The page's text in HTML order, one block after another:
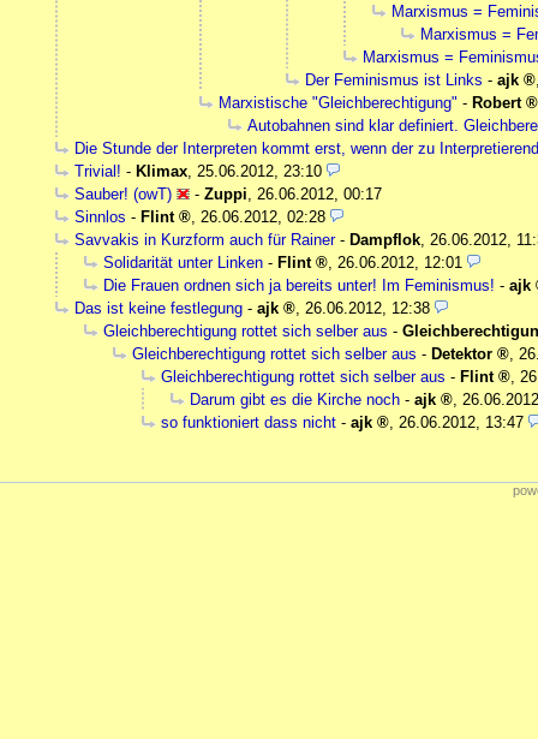
Marxismus =
Marxismus =
Marxismus =
Der Feminismus ist Links - ajk
Marxistische "Gleichberechtigung" - Robert
Autobahnen sind klar definiert.
Die Stunde der Interpreten kommt erst, wenn der zu
Trivial! - Klimax, 25.06.2012, 23:10
Sauber! (owT)
- Zuppi, 26.06.2012, 00:17
Sinnlos - Flint , 26.06.2012, 02:28
Savvakis in Kurzform auch für Rainer- Dampflok, 26.06.2012,
Solidarität unter Linken - Flint , 26.06.2012, 12:01
Die Frauen ordnen sich ja bereits unter! Im Feminismus! - ajk
Das ist keine festlegung - ajk , 26.06.2012, 12:38
Gleichberechtigung rottet sich selber aus -
Gleichberechtigung rottet sich selber aus - Detektor ,
Gleichberechtigung rottet sich selber aus - Flint ,
Darum gibt es die Kirche noch - ajk ,
so funktioniert dass nicht - ajk , 26.06.2012, 13:47